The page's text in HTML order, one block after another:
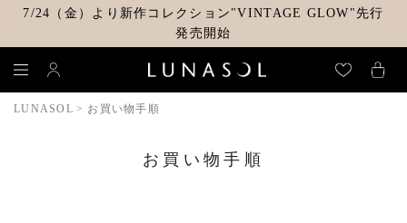
7/24（金）より新作コレクション"VINTAGE GLOW"先行
発売開始
LUNASOL お買い物手順
お買い物手順